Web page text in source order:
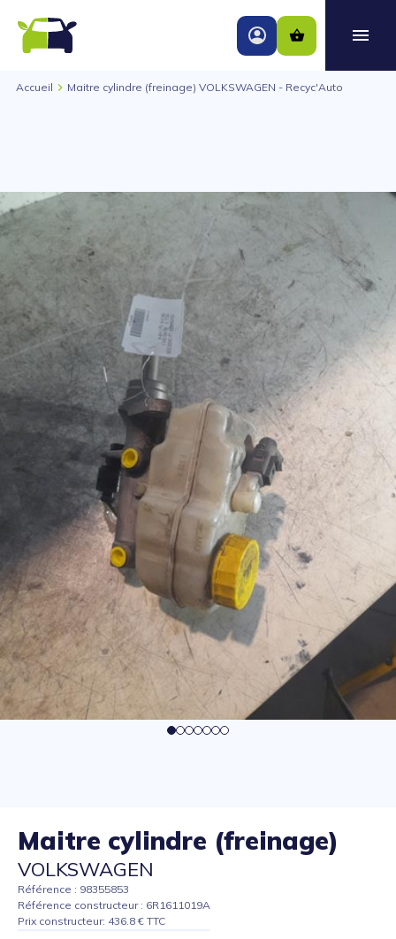
Accueil Maitre cylindre (freinage) VOLKSWAGEN - Recyc'Auto
Maitre cylindre (freinage)
VOLKSWAGEN
Référence : 98355853
Référence constructeur : 6R1611019A
Prix constructeur: 436.8 € TTC